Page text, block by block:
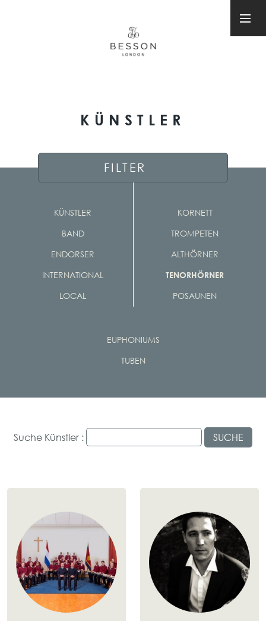
KÜNSTLER
FILTER
KÜNSTLER
BAND
ENDORSER
INTERNATIONAL
LOCAL
KORNETT
TROMPETEN
ALTHÖRNER
TENORHÖRNER
POSAUNEN
EUPHONIUMS
TUBEN
Suche Künstler : SUCHE